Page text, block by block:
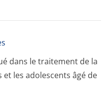
dans le traitement de la
les adolescents âgé de